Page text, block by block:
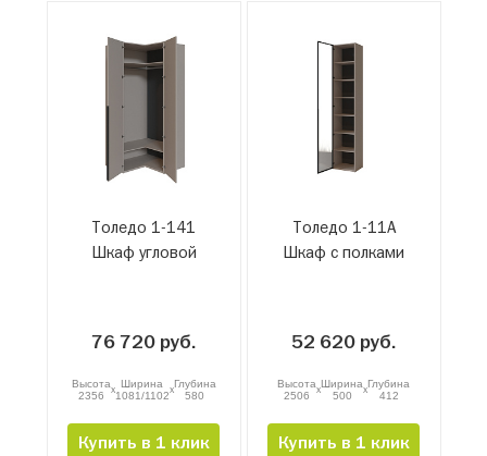
Толедо 1-141
Шкаф угловой
76 720 руб.
Высота
2356 x Ширина
1081/1102xГлубина
580
Купить в 1 клик
Толедо 1-11А
Шкаф с полками
52 620 руб.
Высота
2506
xШирина
500
xГлубина
412
Купить в 1 клик